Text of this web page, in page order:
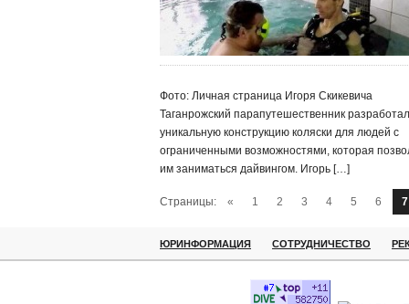
Фото: Личная страница Игоря Скикевича
Таганрожский парапутешественник разработал
уникальную конструкцию коляски для людей с
ограниченными возможностями, которая
им заниматься дайвингом. Игорь […]
Страницы: « 1 2 3 4 5 6 7
ЮРИНФОРМАЦИЯ СОТРУДНИЧЕСТВО